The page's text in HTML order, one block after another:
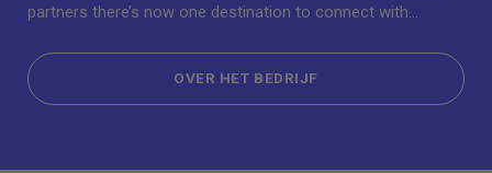
partners there’s now one destination to connect with
creation and content distribution approaches or direct
conversion techniques, our internal agency is available to
help leveraging their youth expertise, strategic marketing
OVER HET BEDRIJF